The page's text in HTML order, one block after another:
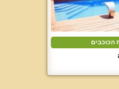
הכוכבים